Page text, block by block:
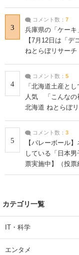
3
コメント数： 7
兵庫県の「ケー
【7月12日は「
ねとらぼリサーチ
4
コメント数： 5
「北海道土産と
人気 「こんなの
北海道 ねとらぼ
5
コメント数： 3
【バレーボール
している「日本
票実施中】（投
カテゴリ一覧
IT・科学
エンタメ